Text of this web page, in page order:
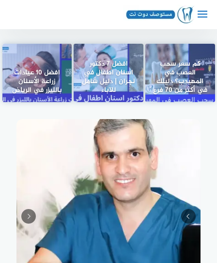
كم سعر سحب
العصب في
المهيدب؟ دليلك
في أكثر من 70 فرع
افضل 7 دكتور
اسنان اطفال في
نجران | دليل شامل
للآباء
افضل 10 عيادات
زراعة الأسنان
بالليزر في الرياض